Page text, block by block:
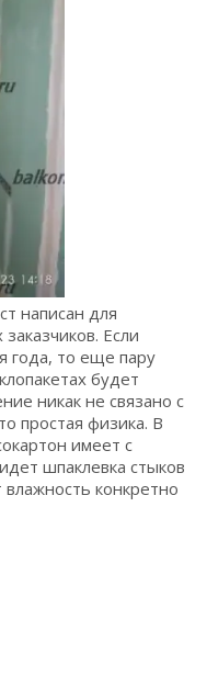
написан для
Если
года, то еще пару
будет
никак не связано с
простая физика. В
имеет с
шпаклевка стыков
конкретно